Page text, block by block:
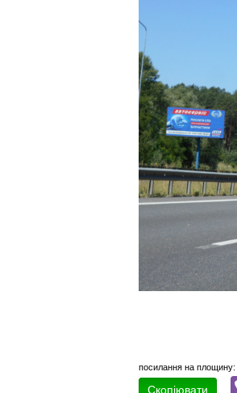
посилання на площину:
Скопіювати